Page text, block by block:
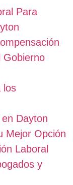
Para
Gobierno
los
Dayton
Mejor Opción
Laboral
y